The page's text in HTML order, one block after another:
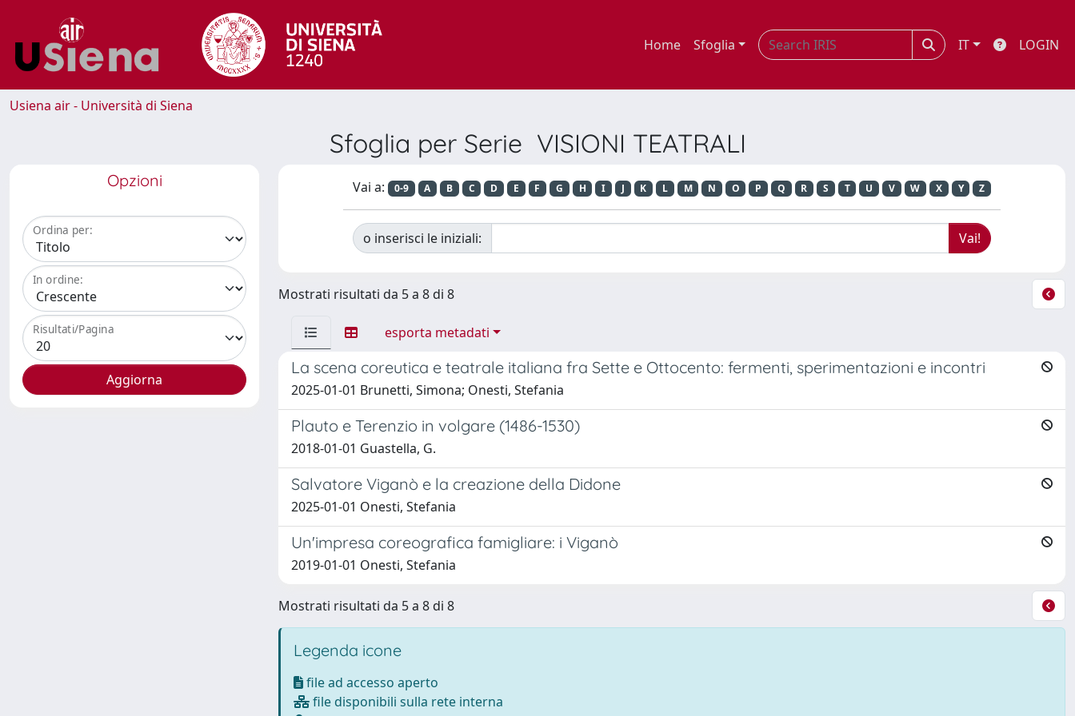
Home Sfoglia IT LOGIN
Usiena air - Università di Siena
Sfoglia per Serie VISIONI TEATRALI
Opzioni
Ordina per:
In ordine:
Risultati/Pagina
Vai a: 0-9 A B C D E F G H I J K L M N O P Q R S T U V W X Y Z
o inserisci le iniziali:
Mostrati risultati da 5 a 8 di 8
esporta metadati
La scena coreutica e teatrale italiana fra Sette e Ottocento: fermenti, sperimentazioni e incontri
2025-01-01 Brunetti, Simona; Onesti, Stefania
Plauto e Terenzio in volgare (1486-1530)
2018-01-01 Guastella, G.
Salvatore Viganò e la creazione della Didone
2025-01-01 Onesti, Stefania
Un'impresa coreografica famigliare: i Viganò
2019-01-01 Onesti, Stefania
Mostrati risultati da 5 a 8 di 8
Legenda icone
file ad accesso aperto
file disponibili sulla rete interna